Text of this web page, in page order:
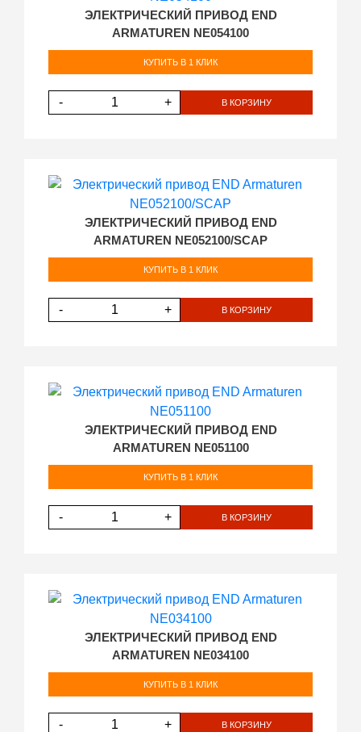
ЭЛЕКТРИЧЕСКИЙ ПРИВОД END
ARMATUREN NE054100
КУПИТЬ В 1 КЛИК
- + В КОРЗИНУ
ЭЛЕКТРИЧЕСКИЙ ПРИВОД END
ARMATUREN NE052100/SCAP
КУПИТЬ В 1 КЛИК
- + В КОРЗИНУ
ЭЛЕКТРИЧЕСКИЙ ПРИВОД END
ARMATUREN NE051100
КУПИТЬ В 1 КЛИК
- + В КОРЗИНУ
ЭЛЕКТРИЧЕСКИЙ ПРИВОД END
ARMATUREN NE034100
КУПИТЬ В 1 КЛИК
- + В КОРЗИНУ